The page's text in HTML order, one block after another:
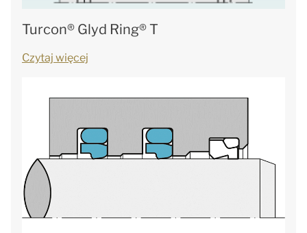
Turcon® Glyd Ring® T
Czytaj więcej